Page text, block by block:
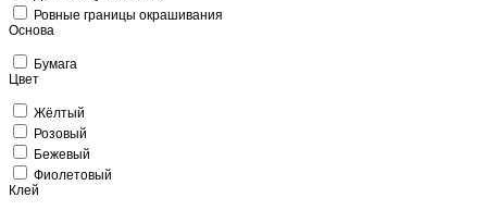
Ровные границы окрашивания
Основа
Бумага
Цвет
Жёлтый
Розовый
Бежевый
Фиолетовый
Клей